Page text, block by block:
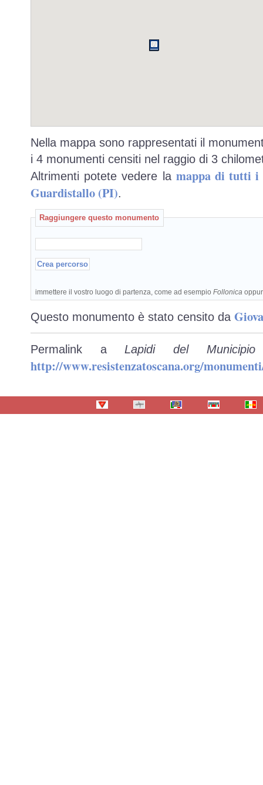
Nella mappa sono rappresentati il
i 4 monumenti censiti nel raggio di 3
Altrimenti potete vedere la mappa di tutti i
Guardistallo (PI).
Raggiungere questo monumento
immettere il vostro luogo di partenza, come ad esempio Follonica
Questo monumento è stato censito da
Permalink a Lapidi del
http://www.resistenzatoscana.org/